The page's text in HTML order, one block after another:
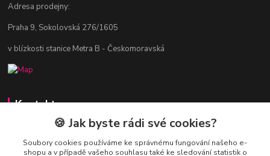
Adresa prodejny:
Praha 9, Sokolovská 276/1605
v blízkosti stanice Metra B - Českomoravská
Kontakty
Jitka Vlasáková
281 916 793
🍪 Jak byste rádi své cookies?
Soubory cookies používáme ke správnému fungování našeho e-
shopu a v případě vašeho souhlasu také ke sledování statistik o